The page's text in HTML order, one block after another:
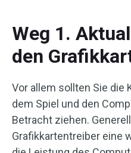
Weg 1.
den
Vor allem sollten Sie die
dem Spiel und den
Betracht ziehen.
Grafikkartentreiber eine